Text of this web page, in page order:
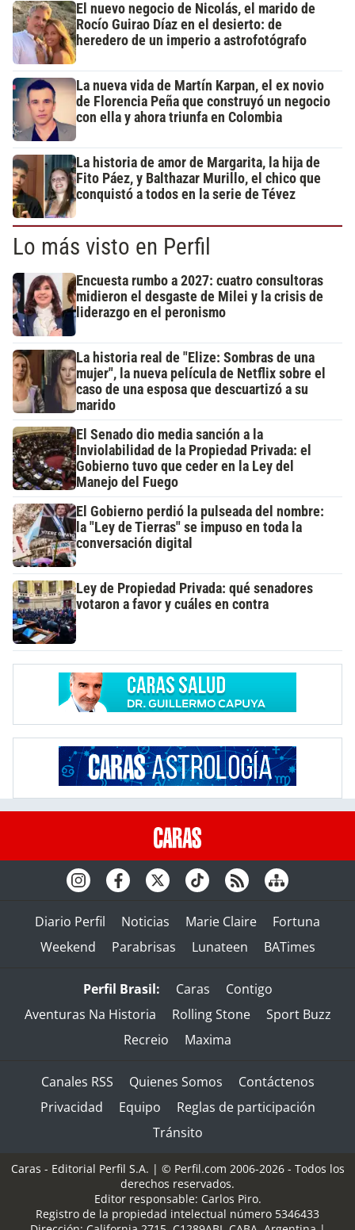
El nuevo negocio de Nicolás, el marido de
Rocío Guirao Díaz en el desierto: de
heredero de un imperio a astrofotógrafo
La nueva vida de Martín Karpan, el ex novio
de Florencia Peña que construyó un negocio
con ella y ahora triunfa en Colombia
La historia de amor de Margarita, la hija de
Fito Páez, y Balthazar Murillo, el chico que
conquistó a todos en la serie de Tévez
Lo más visto en Perfil
Encuesta rumbo a 2027: cuatro consultoras
midieron el desgaste de Milei y la crisis de
liderazgo en el peronismo
La historia real de "Elize: Sombras de una
mujer", la nueva película de Netflix sobre el
caso de una esposa que descuartizó a su
marido
El Senado dio media sanción a la
Inviolabilidad de la Propiedad Privada: el
Gobierno tuvo que ceder en la Ley del
Manejo del Fuego
El Gobierno perdió la pulseada del nombre:
la "Ley de Tierras" se impuso en toda la
conversación digital
Ley de Propiedad Privada: qué senadores
votaron a favor y cuáles en contra
Diario Perfil Noticias Marie Claire
Fortuna
Weekend
Parabrisas Lunateen BATimes
Perfil Brasil: Caras
Contigo
Aventuras Na Historia
Rolling Stone
Sport Buzz
Recreio
Maxima
Canales RSS Quienes Somos
Contáctenos
Privacidad
Equipo
Reglas de participación
Tránsito
Caras - Editorial Perfil S.A. | © Perfil.com 2006-2026 - Todos los
derechos reservados.
Editor responsable: Carlos Piro.
Registro de la propiedad intelectual número 5346433